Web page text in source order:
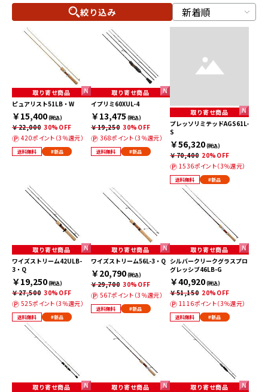
絞り込み
取り寄せ商品
ピュアリスト51LB・W
￥15,400(税込)
￥22,000 30%OFF
420ポイント（3％還元）
送料無料 #新品
取り寄せ商品
イプリミ60XUL-4
￥13,475 (税込)
￥19,250 30%OFF
368ポイント（3％還元）
送料無料 #新品
取り寄せ商品
プレッソリミテッドAGS61L-
S
￥56,320(税込)
￥70,400 20%OFF
1536ポイント（3％還元）
送料無料 #新品
取り寄せ商品
ワイズストリーム42ULB-
3・Q
￥19,250(税込)
￥27,500 30%OFF
525ポイント（3％還元）
送料無料 #新品
取り寄せ商品
ワイズストリーム56L-3・Q
￥20,790(税込)
￥29,700 30%OFF
567ポイント（3％還元）
送料無料 #新品
取り寄せ商品
シルバークリークグラスプロ
グレッシブ46LB-G
￥40,920(税込)
￥51,150 20%OFF
1116ポイント（3％還元）
送料無料 #新品
取り寄せ商品
取り寄せ商品
取り寄せ商品